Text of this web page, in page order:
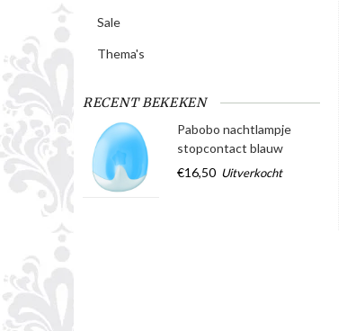
Sale
Thema's
RECENT BEKEKEN
Pabobo nachtlampje
stopcontact blauw
€16,50 Uitverkocht